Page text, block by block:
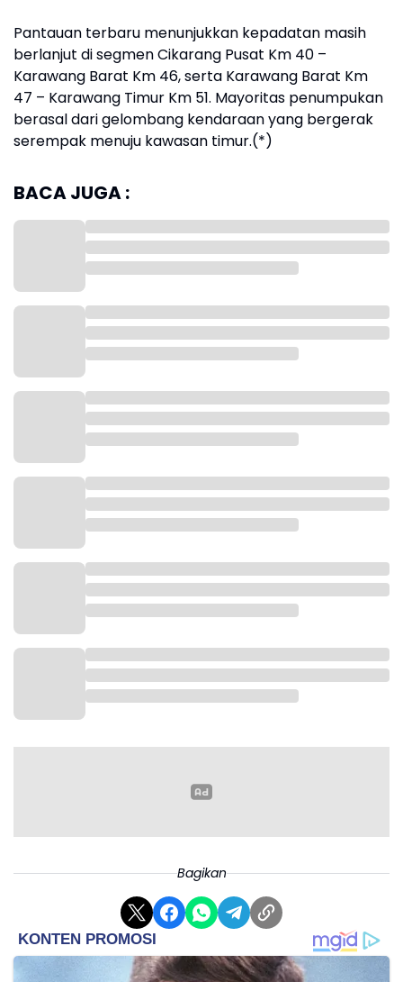
Pantauan terbaru menunjukkan kepadatan masih
berlanjut di segmen Cikarang Pusat Km 40 –
Karawang Barat Km 46, serta Karawang Barat Km
47 – Karawang Timur Km 51. Mayoritas penumpukan
berasal dari gelombang kendaraan yang bergerak
serempak menuju kawasan timur.(*)
BACA JUGA :
Bagikan